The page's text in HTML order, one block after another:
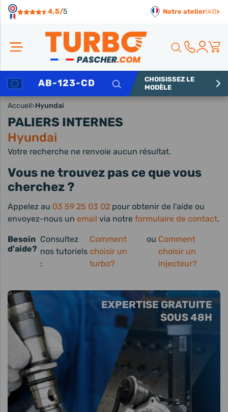
4,5/5 Notre atelier(62)>
Rechercher
CHOISISSEZ LE
MODÈLE
Accueil>Hyundai
PALIERS INTERNES
Hyundai
EXPERTISE GRATUITE
SOUS 48H
Votre recherche ne renvoie aucun résultat.
Vous ne trouvez pas ce que vous
cherchez ?
Appelez au 03 59 25 03 02 pour obtenir de l'aide ou
envoyez-nous un email via notre formulaire de contact.
Besoin
d'aide?
Consultez
nos tutoriels
:
Comment
choisir un
turbo?
ou Comment
choisir un
injecteur?
Panneau de gestion des cookies